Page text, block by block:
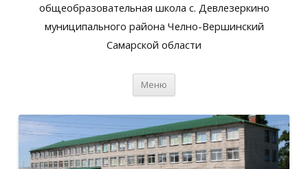
общеобразовательная школа с. Девлезеркино
муниципального района Челно-Вершинский
Самарской области
Меню